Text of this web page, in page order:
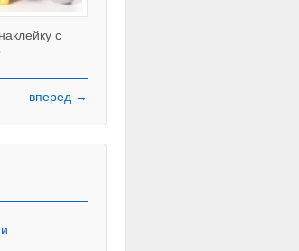
с
Красивые печатные буквы
вперед →